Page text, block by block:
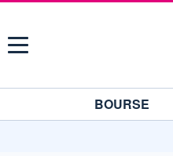
Menu
BOURSE